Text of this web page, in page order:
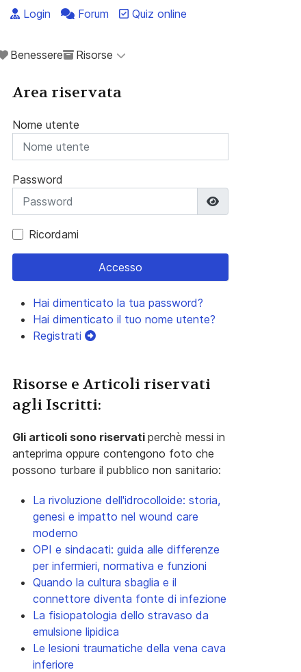
Login Forum Quiz online
Benessere Risorse
Area riservata
Nome utente
Password
Ricordami
Accesso
Hai dimenticato la tua password?
Hai dimenticato il tuo nome utente?
Registrati
Risorse e Articoli riservati
agli Iscritti:
Gli articoli sono riservati perchè messi in
anteprima oppure contengono foto che
possono turbare il pubblico non sanitario:
La rivoluzione dell'idrocolloide: storia,
genesi e impatto nel wound care
moderno
OPI e sindacati: guida alle differenze
per infermieri, normativa e funzioni
Quando la cultura sbaglia e il
connettore diventa fonte di infezione
La fisiopatologia dello stravaso da
emulsione lipidica
Le lesioni traumatiche della vena cava
inferiore